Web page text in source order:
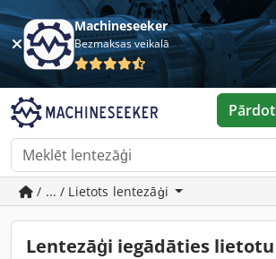
Machineseeker
Bezmaksas veikalā
Pārdot
/ ... / Lietots lentezāģi
Lentezāģi iegādāties lietotu